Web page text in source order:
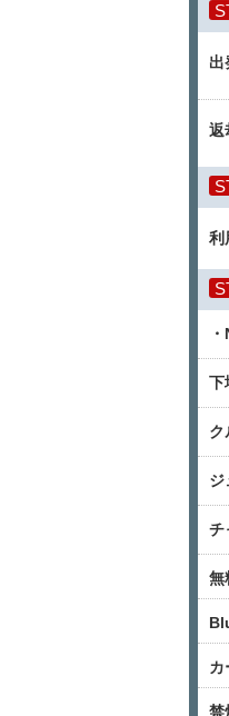
出
返
利
下
ク
ジ
チ
無
カ
禁